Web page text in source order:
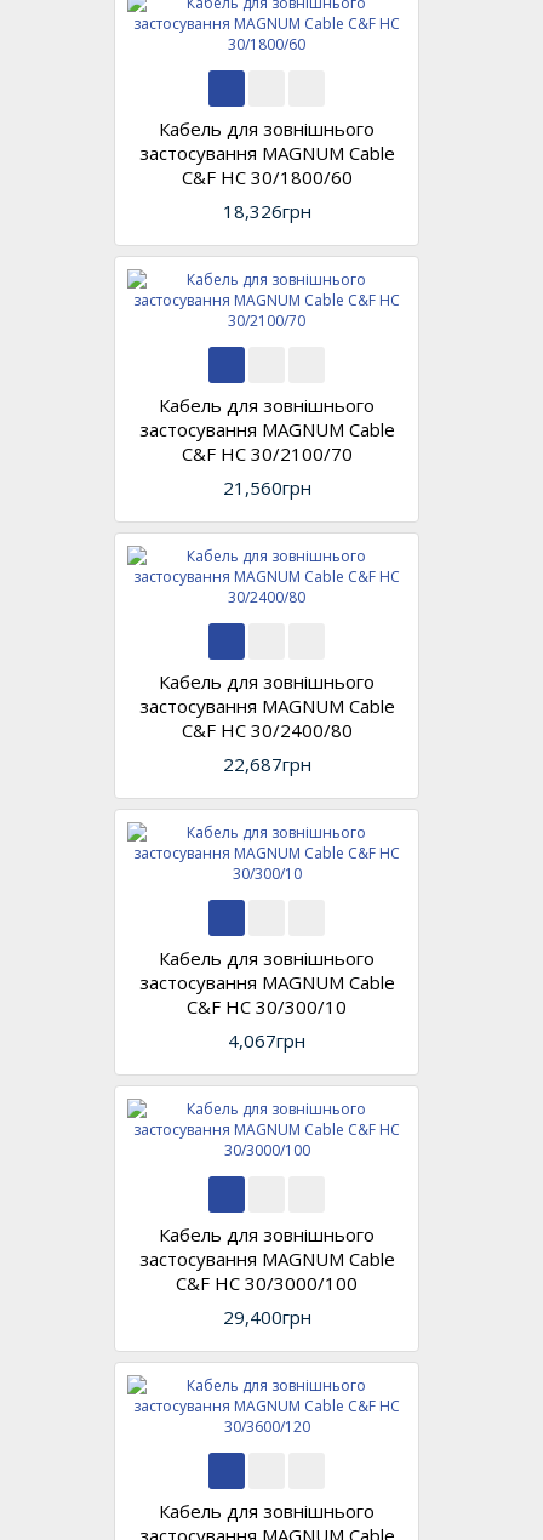
Кабель для зовнішнього
застосування MAGNUM Cable
C&F HC 30/1800/60
18,326грн
Кабель для зовнішнього
застосування MAGNUM Cable
C&F HC 30/2100/70
21,560грн
Кабель для зовнішнього
застосування MAGNUM Cable
C&F HC 30/2400/80
22,687грн
Кабель для зовнішнього
застосування MAGNUM Cable
C&F HC 30/300/10
4,067грн
Кабель для зовнішнього
застосування MAGNUM Cable
C&F HC 30/3000/100
29,400грн
Кабель для зовнішнього
застосування MAGNUM Cable